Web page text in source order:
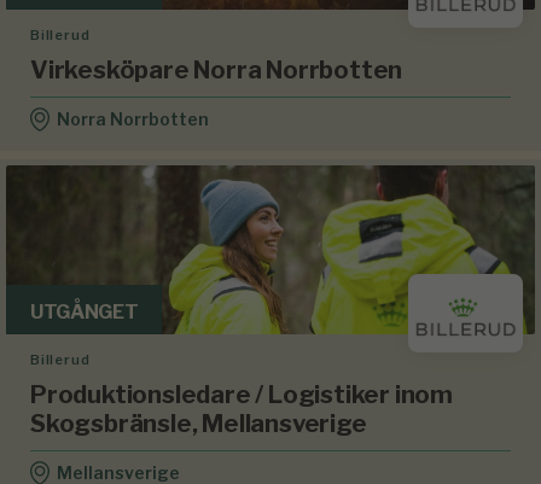
Billerud
Virkesköpare Norra Norrbotten
Norra Norrbotten
UTGÅNGET
Billerud
Produktionsledare / Logistiker inom
Skogsbränsle, Mellansverige
Mellansverige